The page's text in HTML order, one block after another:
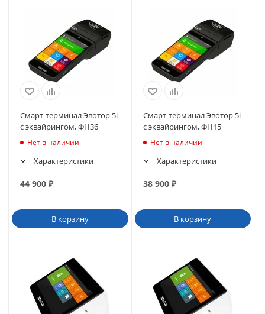
Смарт-терминал Эвотор 5i
с эквайрингом, ФН36
Нет в наличии
Характеристики
44 900 ₽
В корзину
Смарт-терминал Эвотор 5i
с эквайрингом, ФН15
Нет в наличии
Характеристики
38 900₽
В корзину